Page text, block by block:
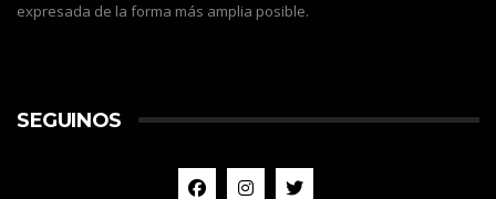
expresada de la forma más amplia posible.
SEGUINOS